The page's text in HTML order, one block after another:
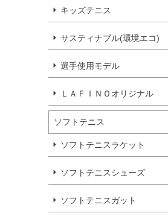
キッズテニス
サスティナブル(環境エコ)
選手使用モデル
ＬＡＦＩＮＯオリジナル
ソフトテニス
ソフトテニスラケット
ソフトテニスシューズ
ソフトテニスガット